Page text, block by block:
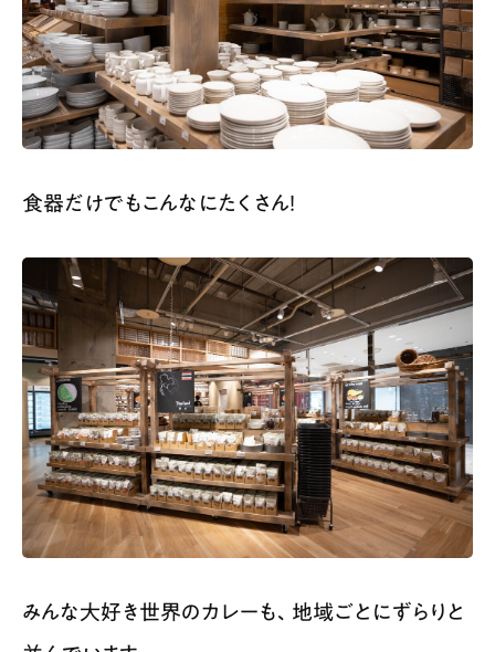
食器だけでもこんなにたくさん！
みんな大好き世界のカレーも、地域ごとにずらりと